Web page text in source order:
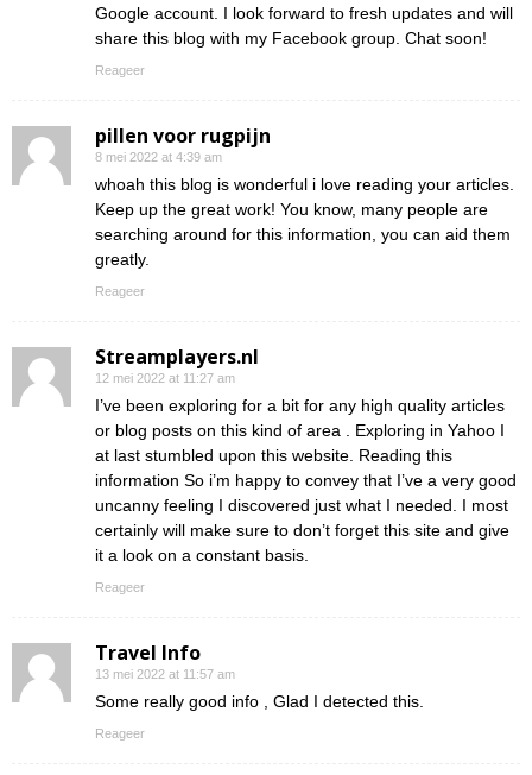
Google account. I look forward to fresh updates and will
share this blog with my Facebook group. Chat soon!
Reageer
pillen voor rugpijn
8 mei 2022 at 4:39 am
whoah this blog is wonderful i love reading your articles.
Keep up the great work! You know, many people are
searching around for this information, you can aid them
greatly.
Reageer
Streamplayers.nl
12 mei 2022 at 11:27 am
I’ve been exploring for a bit for any high quality articles
or blog posts on this kind of area . Exploring in Yahoo I
at last stumbled upon this website. Reading this
information So i’m happy to convey that I’ve a very good
uncanny feeling I discovered just what I needed. I most
certainly will make sure to don’t forget this site and give
it a look on a constant basis.
Reageer
Travel Info
13 mei 2022 at 11:57 am
Some really good info , Glad I detected this.
Reageer